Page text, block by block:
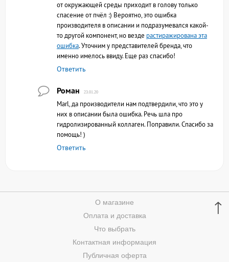
от окружающей среды приходит в голову только
спасение от пчёл :) Вероятно, это ошибка
производителя в описании и подразумевался какой-
то другой компонент, но везде растиражирована эта
ошибка. Уточним у представителей бренда, что
именно имелось ввиду. Еще раз спасибо!
Ответить
Роман 23.01.20
Marl, да производители нам подтвердили, что это у
них в описании была ошибка. Речь шла про
гидролизированный коллаген. Поправили. Спасибо за
помощь! )
Ответить
↑
О магазине
Оплата и доставка
Что выбрать
Контактная информация
Публичная оферта